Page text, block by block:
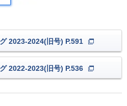
2023-2024(旧号) P.591
2022-2023(旧号) P.536